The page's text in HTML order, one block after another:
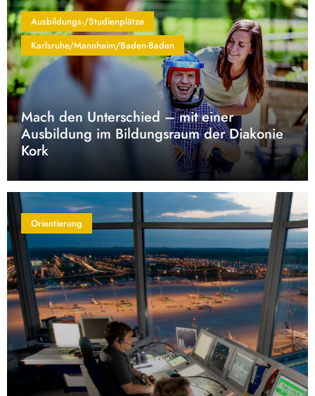
Ausbildungs-/Studienplätze
Karlsruhe/Mannheim/Baden-Baden
Mach den Unterschied – mit einer
Ausbildung im Bildungsraum der Diakonie
Kork
Orientierung